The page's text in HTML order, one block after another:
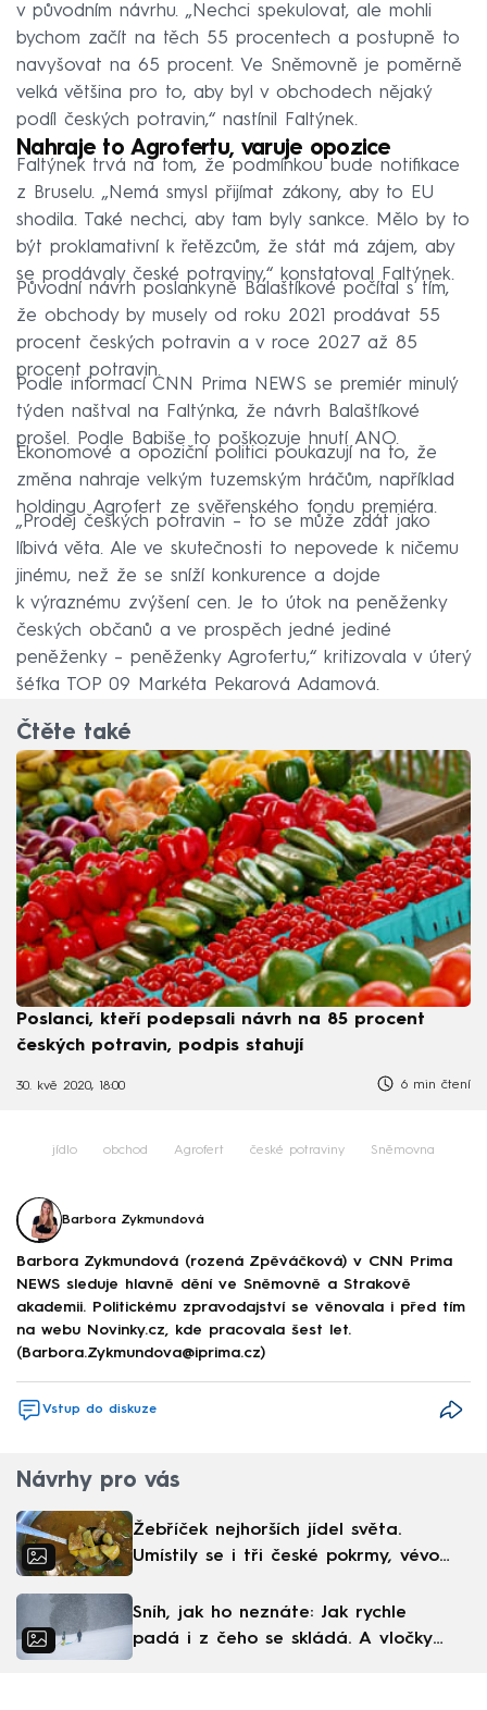
v původním návrhu. „Nechci spekulovat, ale mohli
bychom začít na těch 55 procentech a postupně to
navyšovat na 65 procent. Ve Sněmovně je poměrně
velká většina pro to, aby byl v obchodech nějaký
podíl českých potravin,“ nastínil Faltýnek.
Nahraje to Agrofertu, varuje opozice
Faltýnek trvá na tom, že podmínkou bude notifikace
z Bruselu. „Nemá smysl přijímat zákony, aby to EU
shodila. Také nechci, aby tam byly sankce. Mělo by to
být proklamativní k řetězcům, že stát má zájem, aby
se prodávaly české potraviny,“ konstatoval Faltýnek.
Původní návrh poslankyně Balaštíkové počítal s tím,
že obchody by musely od roku 2021 prodávat 55
procent českých potravin a v roce 2027 až 85
procent potravin.
Podle informací CNN Prima NEWS se premiér minulý
týden naštval na Faltýnka, že návrh Balaštíkové
prošel. Podle Babiše to poškozuje hnutí ANO.
Ekonomové a opoziční politici poukazují na to, že
změna nahraje velkým tuzemským hráčům, například
holdingu Agrofert ze svěřenského fondu premiéra.
„Prodej českých potravin – to se může zdát jako
líbivá věta. Ale ve skutečnosti to nepovede k ničemu
jinému, než že se sníží konkurence a dojde
k výraznému zvýšení cen. Je to útok na peněženky
českých občanů a ve prospěch jedné jediné
peněženky – peněženky Agrofertu,“ kritizovala v úterý
šéfka TOP 09 Markéta Pekarová Adamová.
Čtěte také
Poslanci, kteří podepsali návrh na 85 procent
českých potravin, podpis stahují
30. kvě 2020, 18:00 6 min čtení
jídlo obchod Agrofert české potraviny Sněmovna
Barbora Zykmundová
Barbora Zykmundová (rozená Zpěváčková) v CNN Prima
NEWS sleduje hlavně dění ve Sněmovně a Strakově
akademii. Politickému zpravodajství se věnovala i před tím
na webu Novinky.cz, kde pracovala šest let.
(Barbora.Zykmundova@iprima.cz)
Vstup do diskuze
Návrhy pro vás
Žebříček nejhorších jídel světa.
Umístily se i tři české pokrmy, vévodí
Sníh, jak ho neznáte: Jak rychle
padá i z čeho se skládá. A vločky